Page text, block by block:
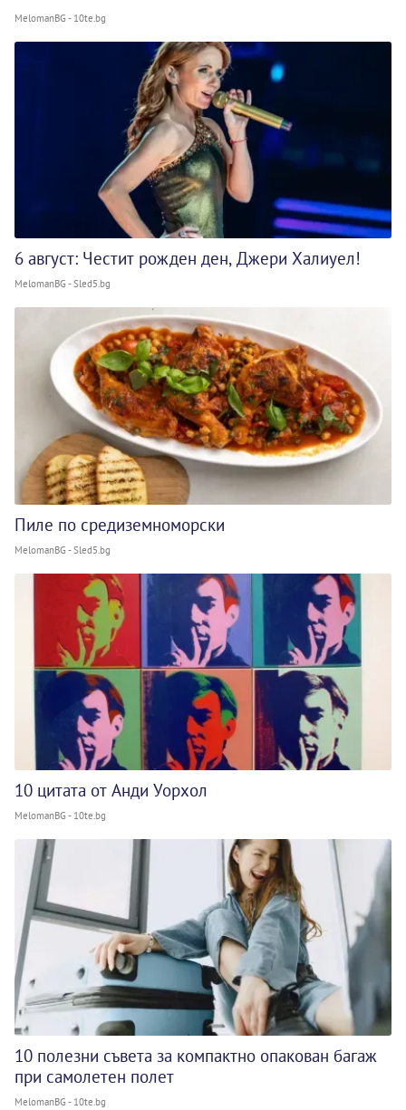
MelomanBG - 10te.bg
6 август: Честит рожден ден, Джери Халиуел!
MelomanBG - Sled5.bg
Пиле по средиземноморски
MelomanBG - Sled5.bg
10 цитата от Анди Уорхол
MelomanBG - 10te.bg
10 полезни съвета за компактно опакован багаж
при самолетен полет
MelomanBG - 10te.bg